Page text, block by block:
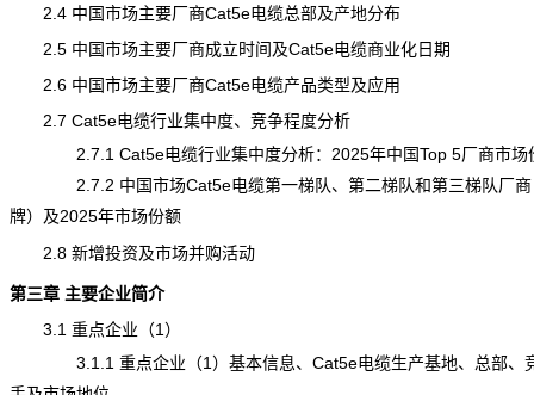
2.4 中国市场主要厂商Cat5e电缆总部及产地分布
2.5 中国市场主要厂商成立时间及Cat5e电缆商业化日期
2.6 中国市场主要厂商Cat5e电缆产品类型及应用
2.7 Cat5e电缆行业集中度、竞争程度分析
2.7.1 Cat5e电缆行业集中度分析：2025年中国Top 5厂商市场
2.7.2 中国市场Cat5e电缆第一梯队、第二梯队和第三梯队厂商
牌）及2025年市场份额
2.8 新增投资及市场并购活动
第三章 主要企业简介
3.1 重点企业（1）
3.1.1 重点企业（1）基本信息、Cat5e电缆生产基地、总部、